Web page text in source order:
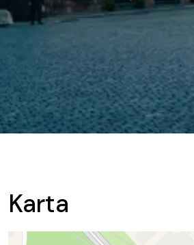
Karta